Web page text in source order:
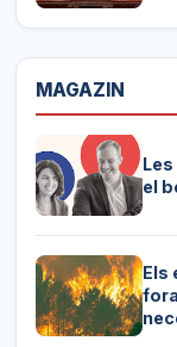
MAGAZIN
el
Els